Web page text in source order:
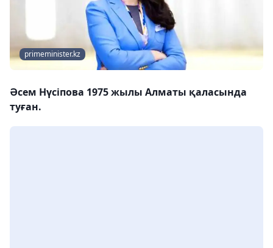
primeminister.kz
Әсем Нүсіпова 1975 жылы Алматы қаласында
туған.